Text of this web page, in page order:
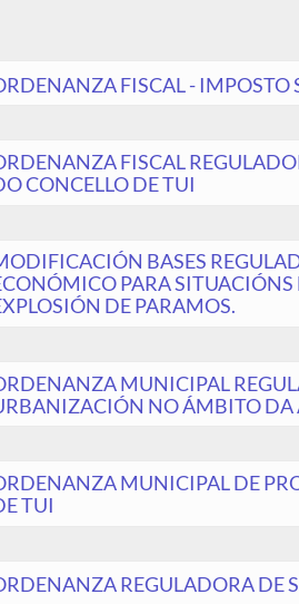
FISCAL - IMPOSTO
FISCAL
CONCELLO DE TUI
BASES
PARA
DE PARAMOS.
MUNICIPAL
NO ÁMBITO DA
MUNICIPAL DE
TUI
REGULADORA DE